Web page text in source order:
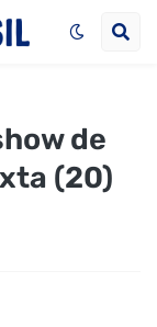
de
(20)